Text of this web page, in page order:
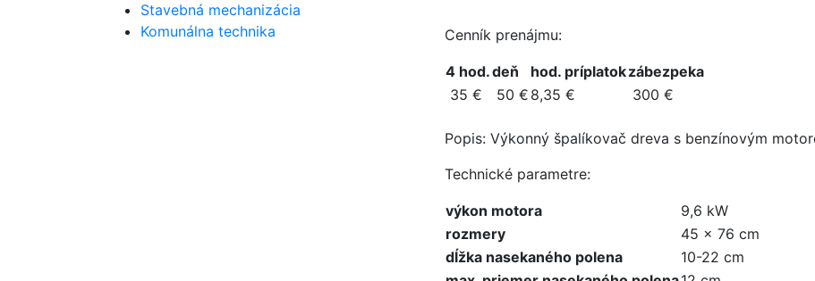
Stavebná mechanizácia
Komunálna technika
Cenník prenájmu:
4 hod.deň hod. príplatokzábezpeka
35 €
50 € 8,35 € 300 €
Popis: Výkonný špalíkovač dreva s benzínovým
Technické parametre:
výkon motora
9,6 kW
rozmery
45 x 76 cm
dĺžka nasekaného polena
10-22 cm